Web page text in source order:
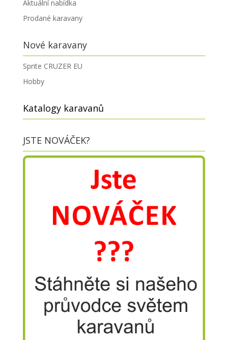
Aktuální nabídka
Prodané karavany
Nové karavany
Sprite CRUZER EU
Hobby
Katalogy karavanů
JSTE NOVÁČEK?